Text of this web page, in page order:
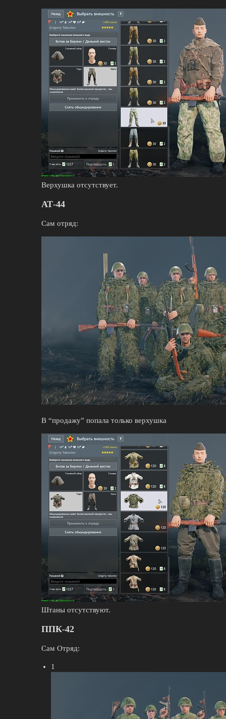
Верхушка отсутствует.
АТ-44
Сам отряд:
В “продажу” попала только верхушка
Штаны отсутствуют.
ППК-42
Сам Отряд:
1